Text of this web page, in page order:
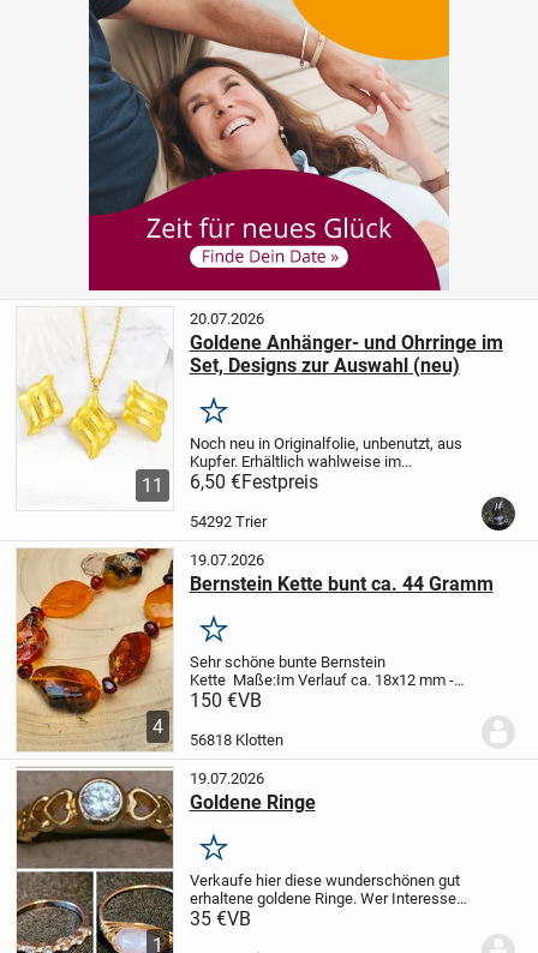
11
20.07.2026
Goldene Anhänger- und Ohrringe im
Set, Designs zur Auswahl (neu)
Merken
Noch neu in Originalfolie, unbenutzt, aus
Kupfer. Erhältlich wahlweise im
Wasserdesign (Foto 1) oder Blattdesign
(Foto 2). Bitte schreibt mir welches der
beiden ihr wollt. Preis ist für ein Set aus
6,50 €Festpreis
54292 Trier
4
19.07.2026
Bernstein Kette bunt ca. 44 Gramm
Merken
Sehr schöne bunte Bernstein
Kette Maße:Im Verlauf ca. 18x12 mm -
32x21 mm (L x B)
unregelmäßigen Bernsteinperlen
150 €VB
56818 Klotten
1
19.07.2026
Goldene Ringe
Merken
Verkaufe hier diese wunderschönen gut
erhaltene goldene Ringe. Wer Interesse
hat kann mich gern anschreiben.
35 €VB